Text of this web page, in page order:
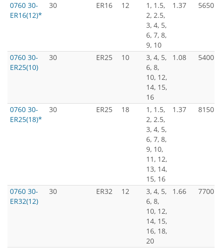
0760 30-
ER16(12)*
30 ER16 12
1, 1.5,
2, 2.5,
3, 4, 5,
6, 7, 8,
9, 10
1.37 5650
0760 30-
ER25(10)
30 ER25 10
3, 4, 5,
6, 8,
10, 12,
14, 15,
16
1.08 5400
0760 30-
ER25(18)*
30 ER25 18
1, 1.5,
2, 2.5,
3, 4, 5,
6, 7, 8,
9, 10,
11, 12,
13, 14,
15, 16
1.37 8150
0760 30-
ER32(12)
30 ER32 12
3, 4, 5,
6, 8,
10, 12,
14, 15,
16, 18,
20
1.66 7700